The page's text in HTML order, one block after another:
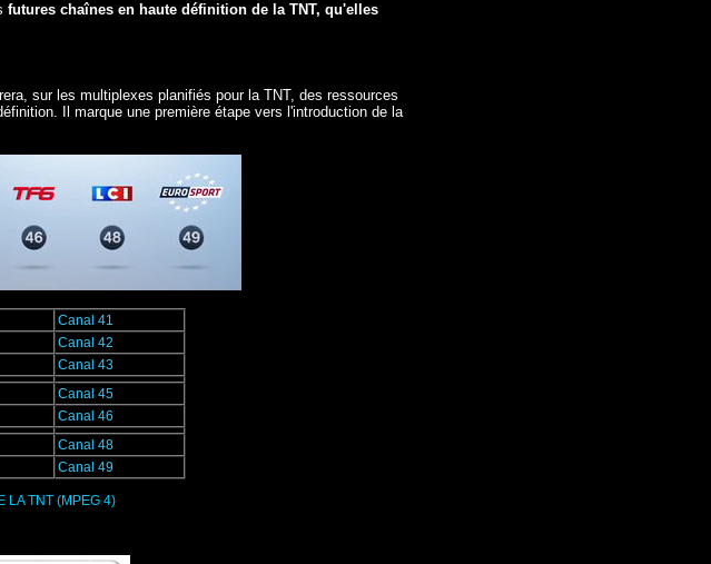
futures chaînes en haute définition de la TNT, qu'elles
sur les multiplexes planifiés pour la TNT, des ressources
Il marque une première étape vers l'introduction de la
Canal 41
Canal 42
Canal 43
Canal 45
Canal 46
Canal 48
Canal 49
LA TNT (MPEG 4)